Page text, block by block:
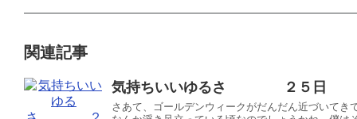
関連記事
気持ちいいゆるさ ２５日
さあて、ゴールデンウィークがだんだん近づいてき